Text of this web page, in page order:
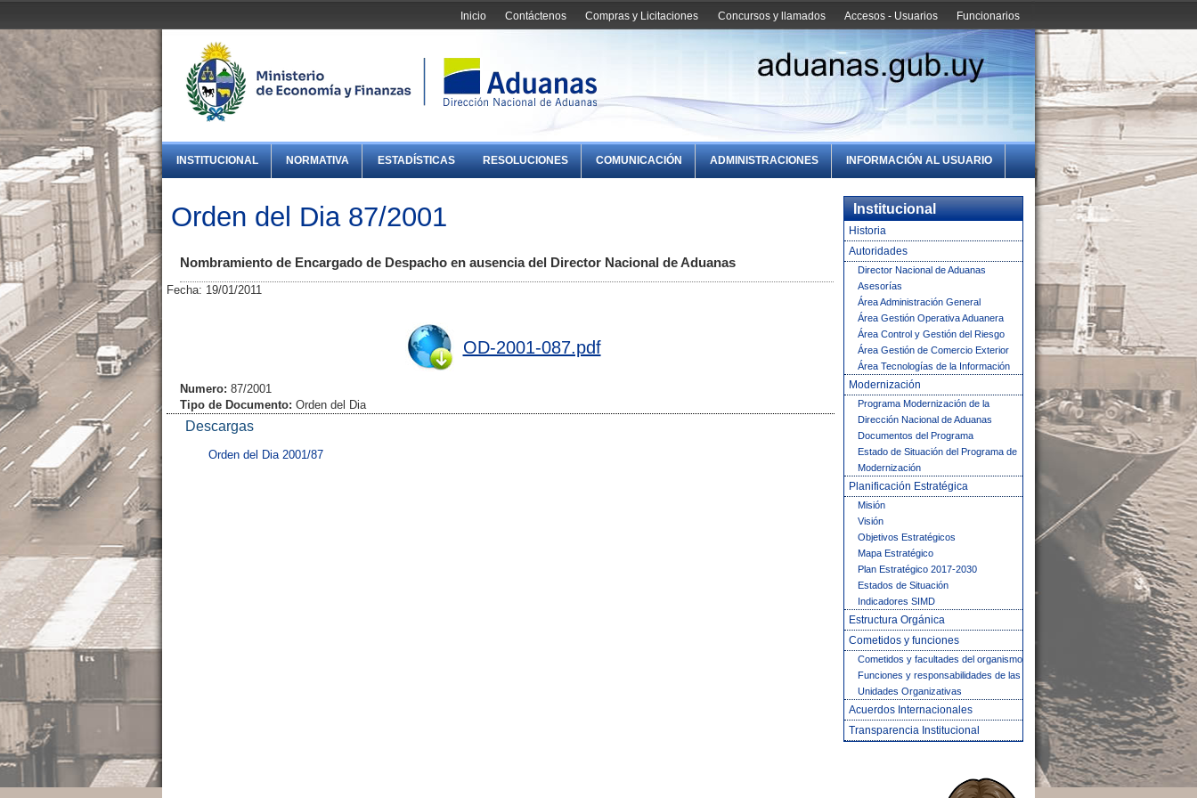
Funcionarios
Accesos - Usuarios
Concursos y llamados
Compras y Licitaciones
Contáctenos
Inicio
INSTITUCIONAL NORMATIVA ESTADÍSTICAS RESOLUCIONES COMUNICACIÓN ADMINISTRACIONES INFORMACIÓN AL USUARIO
Orden del Dia 87/2001
Nombramiento de Encargado de Despacho en ausencia del Director Nacional de Aduanas
Fecha: 19/01/2011
OD-2001-087.pdf
Numero: 87/2001
Tipo de Documento: Orden del Dia
Descargas
Orden del Dia 2001/87
Institucional
Historia
Autoridades
Director Nacional de Aduanas
Asesorías
Área Administración General
Área Gestión Operativa Aduanera
Área Control y Gestión del Riesgo
Área Gestión de Comercio Exterior
Área Tecnologías de la Información
Modernización
Programa Modernización de la
Dirección Nacional de Aduanas
Documentos del Programa
Estado de Situación del Programa de
Modernización
Planificación Estratégica
Misión
Visión
Objetivos Estratégicos
Mapa Estratégico
Plan Estratégico 2017-2030
Estados de Situación
Indicadores SIMD
Estructura Orgánica
Cometidos y funciones
Cometidos y facultades del organismo
Funciones y responsabilidades de las
Unidades Organizativas
Acuerdos Internacionales
Transparencia Institucional